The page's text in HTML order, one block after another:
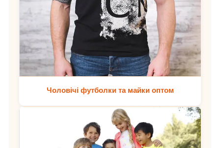
Чоловічі футболки та майки оптом